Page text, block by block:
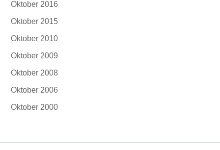
Oktober 2016
Oktober 2015
Oktober 2010
Oktober 2009
Oktober 2008
Oktober 2006
Oktober 2000